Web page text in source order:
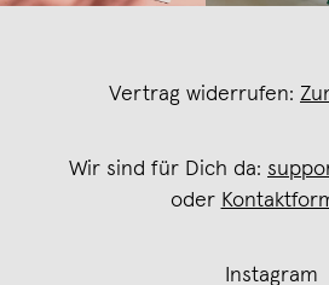
Vertrag widerrufen:
Wir sind für Dich da:
oder
Instagram